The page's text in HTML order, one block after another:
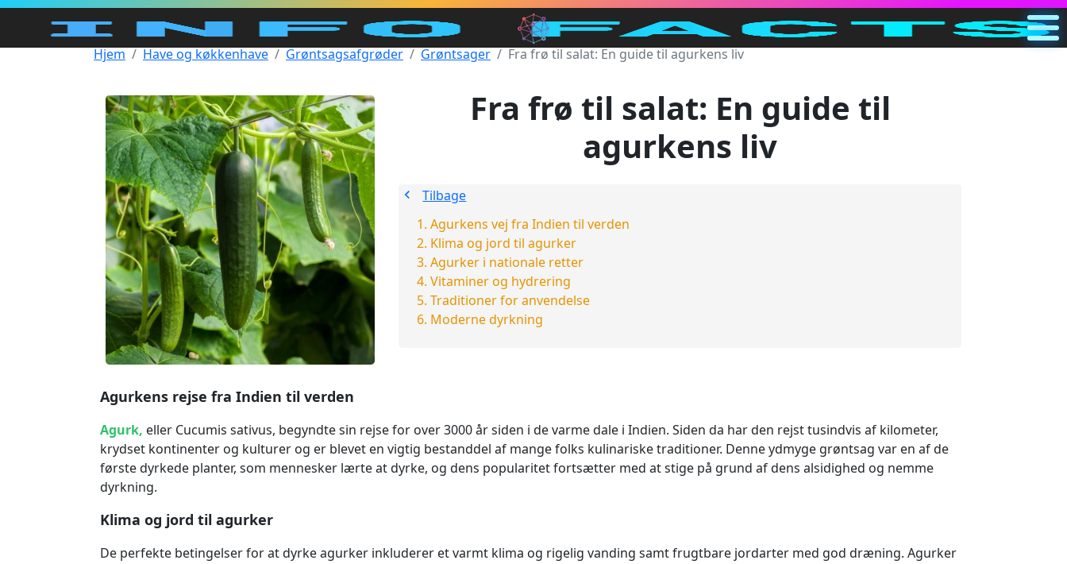
Søg
Hjem Have og køkkenhave Grøntsagsafgrøder Grøntsager Fra frø til salat: En guide til agurkens liv
Fra frø til salat: En guide til
agurkens liv
Tilbage
Agurkens vej fra Indien til verden
Klima og jord til agurker
Agurker i nationale retter
Vitaminer og hydrering
Traditioner for anvendelse
Moderne dyrkning
Agurkens rejse fra Indien til verden
Agurk, eller Cucumis sativus, begyndte sin rejse for over 3000 år siden i de varme dale i Indien. Siden da har den rejst tusindvis af kilometer,
krydset kontinenter og kulturer og er blevet en vigtig bestanddel af mange folks kulinariske traditioner. Denne ydmyge grøntsag var en af de
første dyrkede planter, som mennesker lærte at dyrke, og dens popularitet fortsætter med at stige på grund af dens alsidighed og nemme
dyrkning.
Klima og jord til agurker
De perfekte betingelser for at dyrke agurker inkluderer et varmt klima og rigelig vanding samt frugtbare jordarter med god dræning. Agurker